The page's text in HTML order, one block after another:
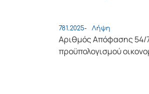
781.2025- Λήψη
Αριθμός Απόφασης 54/
προϋπολογισμού